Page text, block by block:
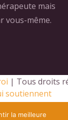
mais
vous-même.
| Tous droits
soutiennent
la meilleure